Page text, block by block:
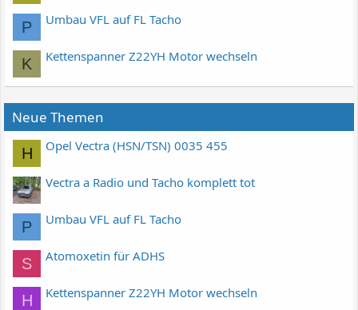
P Umbau VFL auf FL Tacho
K Kettenspanner Z22YH Motor wechseln
Neue Themen
H Opel Vectra (HSN/TSN) 0035 455
Vectra a Radio und Tacho komplett tot
P Umbau VFL auf FL Tacho
S Atomoxetin für ADHS
H Kettenspanner Z22YH Motor wechseln